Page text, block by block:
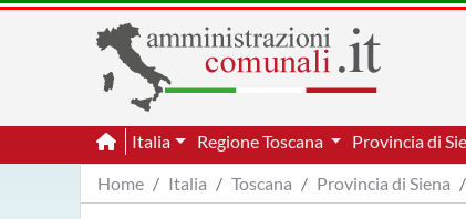
Italia Regione Toscana Provincia di
Home
Italia Toscana Provincia di Siena